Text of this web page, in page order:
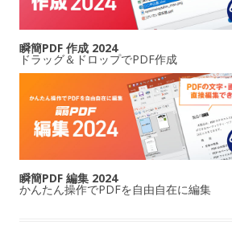
瞬簡PDF 作成 2024
ドラッグ＆ドロップでPDF作成
瞬簡PDF 編集 2024
かんたん操作でPDFを自由自在に編集